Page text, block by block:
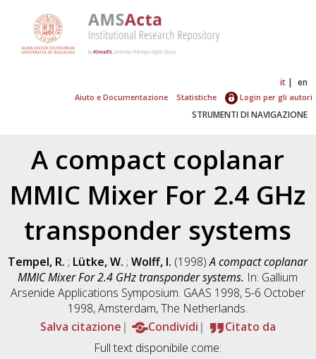
it en
Aiuto e Documentazione Statistiche Login per gli autori
STRUMENTI DI NAVIGAZIONE
A compact coplanar
MMIC Mixer For 2.4 GHz
transponder systems
Tempel, R. ; Lütke, W. ;Wolff, I. (1998)A compact coplanar
MMIC Mixer For 2.4 GHz transponder systems. In: Gallium
Arsenide Applications Symposium. GAAS 1998, 5-6 October
1998, Amsterdam, The Netherlands.
Salva citazione
Condividi
Citato da
Full text disponibile come: